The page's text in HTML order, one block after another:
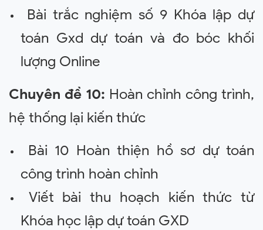
Bài trắc nghiệm số 9 Khóa lập dự
toán Gxd dự toán và đo bóc khối
lượng Online
Chuyên đề 10: Hoàn chỉnh công trình,
hệ thống lại kiến thức
Bài 10 Hoàn thiện hồ sơ dự toán
công trình hoàn chỉnh
Viết bài thu hoạch kiến thức từ
Khóa học lập dự toán GXD